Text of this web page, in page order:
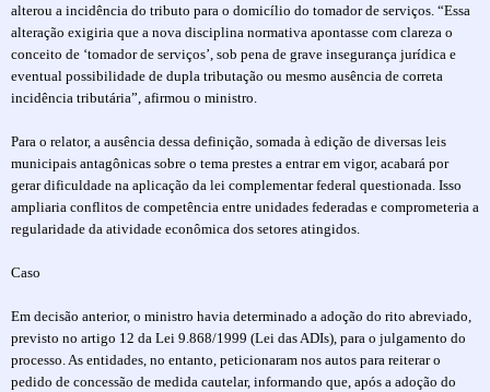
alterou a incidência do tributo para o domicílio do tomador de serviços. “Essa
alteração exigiria que a nova disciplina normativa apontasse com clareza o
conceito de ‘tomador de serviços’, sob pena de grave insegurança jurídica e
eventual possibilidade de dupla tributação ou mesmo ausência de correta
incidência tributária”, afirmou o ministro.
Para o relator, a ausência dessa definição, somada à edição de diversas leis
municipais antagônicas sobre o tema prestes a entrar em vigor, acabará por
gerar dificuldade na aplicação da lei complementar federal questionada. Isso
ampliaria conflitos de competência entre unidades federadas e comprometeria a
regularidade da atividade econômica dos setores atingidos.
Caso
Em decisão anterior, o ministro havia determinado a adoção do rito abreviado,
previsto no artigo 12 da Lei 9.868/1999 (Lei das ADIs), para o julgamento do
processo. As entidades, no entanto, peticionaram nos autos para reiterar o
pedido de concessão de medida cautelar, informando que, após a adoção do